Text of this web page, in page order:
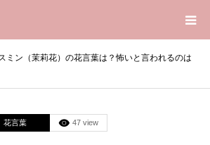
ミン（茉莉花）の花言葉は？怖いと言われるのは
花言葉 47 view